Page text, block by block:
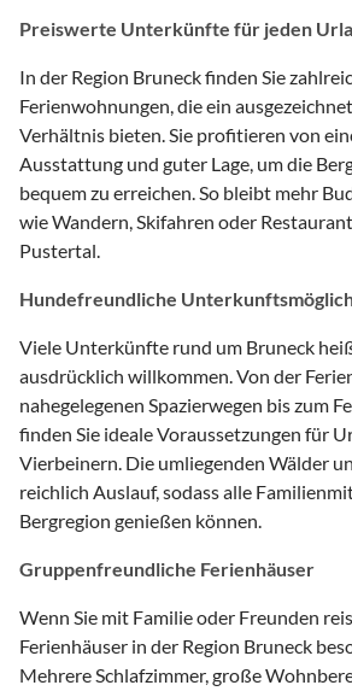
Preiswerte Unterkünfte für jeden
In der Region Bruneck finden Sie
Ferienwohnungen, die ein
Verhältnis bieten. Sie profitieren von
Ausstattung und guter Lage, um die
bequem zu erreichen. So bleibt mehr
wie Wandern, Skifahren oder
Pustertal.
Hundefreundliche
Viele Unterkünfte rund um Bruneck
ausdrücklich willkommen. Von der
nahegelegenen Spazierwegen bis zum
finden Sie ideale Voraussetzungen für
Vierbeinern. Die umliegenden Wälder
reichlich Auslauf, sodass alle
Bergregion genießen können.
Gruppenfreundliche Ferienhäuser
Wenn Sie mit Familie oder Freunden
Ferienhäuser in der Region Bruneck
Mehrere Schlafzimmer, große